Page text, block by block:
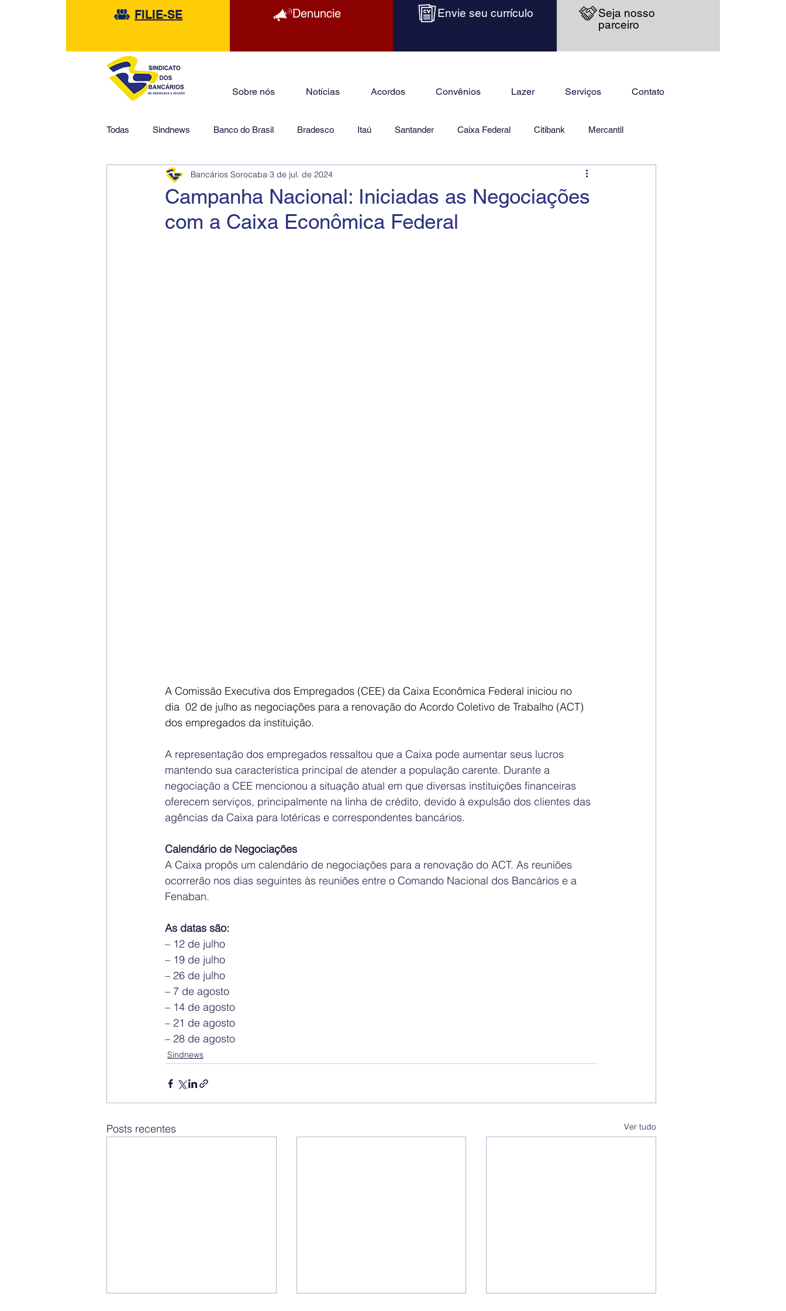
FILIE-SE Denuncie Envie seu currículo
Seja nosso
parceiro
Sobre nós Notícias Acordos Convênios Lazer Serviços Contato
Todas Sindnews Banco do Brasil Bradesco Itaú Santander Caixa Federal Citibank Mercantil
HSBC Financeiras Jurídico
Campanha Nacional: Iniciadas as Negociações
com a Caixa Econômica Federal
Bancários Sorocaba 3 de jul. de 2024
A Comissão Executiva dos Empregados (CEE) da Caixa Econômica Federal iniciou no
dia  02 de julho as negociações para a renovação do Acordo Coletivo de Trabalho (ACT)
dos empregados da instituição.
A representação dos empregados ressaltou que a Caixa pode aumentar seus lucros
mantendo sua característica principal de atender a população carente. Durante a
negociação a CEE mencionou a situação atual em que diversas instituições financeiras
oferecem serviços, principalmente na linha de crédito, devido à expulsão dos clientes das
agências da Caixa para lotéricas e correspondentes bancários.
Calendário de Negociações
A Caixa propôs um calendário de negociações para a renovação do ACT. As reuniões
ocorrerão nos dias seguintes às reuniões entre o Comando Nacional dos Bancários e a
Fenaban.
As datas são:
– 12 de julho
– 19 de julho
– 26 de julho
– 7 de agosto
– 14 de agosto
– 21 de agosto
– 28 de agosto
Sindnews
Posts recentes Ver tudo